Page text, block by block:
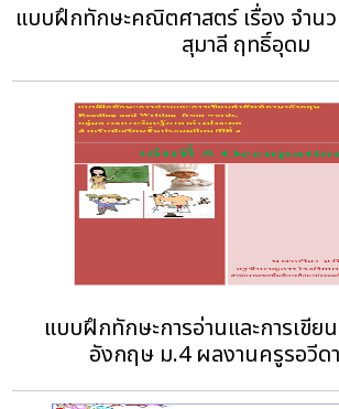
แบบฝึกทักษะคณิตศาสตร์ เรื่อง จำน
สุมาลี ฤทธิ์อุดม
แบบฝึกทักษะการอ่านและการเขีย
อังกฤษ ม.4 ผลงานครูรอวีด